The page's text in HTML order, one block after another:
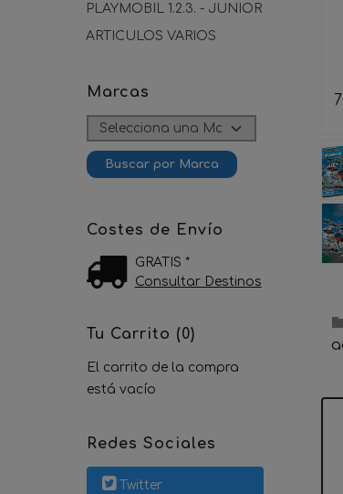
PLAYMOBIL 1.2.3. - JUNIOR
ARTICULOS VARIOS
Marcas
Costes de Envío
GRATIS *
Consultar Destinos
Tu Carrito (0)
El carrito de la compra
está vacío
Redes Sociales
Twitter